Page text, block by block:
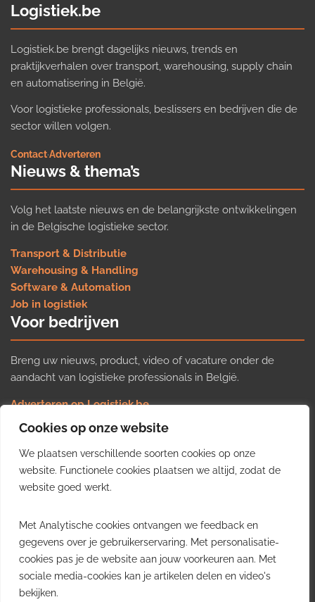
Cookies op onze website
We plaatsen verschillende soorten cookies op onze
website. Functionele cookies plaatsen we altijd, zodat de
website goed werkt.
Met Analytische cookies ontvangen we feedback en
gegevens over je gebruikerservaring. Met personalisatie-
cookies pas je de website aan jouw voorkeuren aan. Met
sociale media-cookies kan je artikelen delen en video's
bekijken.
Logistiek.be
Logistiek.be brengt dagelijks nieuws, trends en
praktijkverhalen over transport, warehousing, supply chain
en automatisering in België.
Voor logistieke professionals, beslissers en bedrijven die de
sector willen volgen.
Contact·Adverteren
Nieuws & thema’s
Volg het laatste nieuws en de belangrijkste ontwikkelingen
in de Belgische logistieke sector.
Transport & Distributie
Warehousing & Handling
Software & Automation
Job in logistiek
Voor bedrijven
Breng uw nieuws, product, video of vacature onder de
aandacht van logistieke professionals in België.
Adverteren op Logistiek.be
Nieuws insturen
Uw video op Logistiek.TV
Job plaatsen
Gratis wekelijkse update
inzichten uit de Belgische logistieke sector in uw inbox.
Ontvang je gratis
wekelijkse update